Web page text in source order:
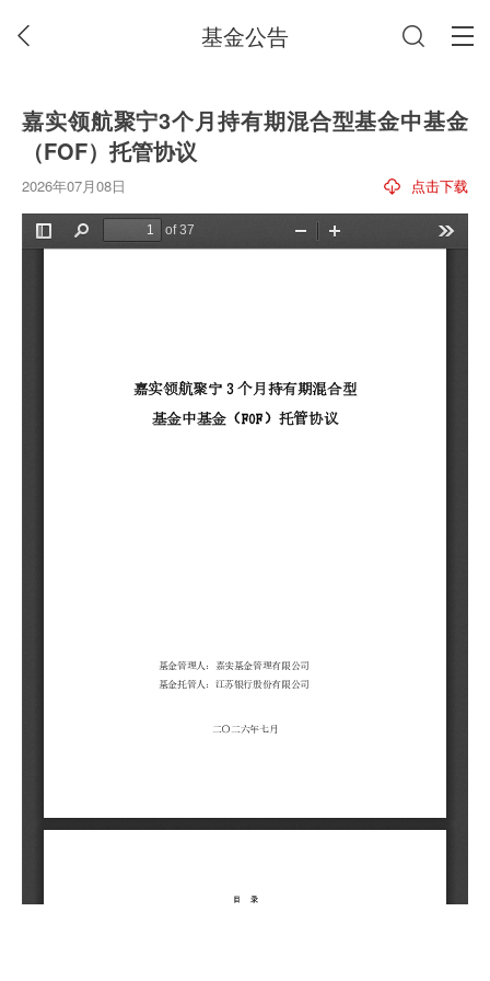
基金公告
嘉实领航聚宁3个月持有期混合型基金中基金
（FOF）托管协议
2026年07月08日 点击下载